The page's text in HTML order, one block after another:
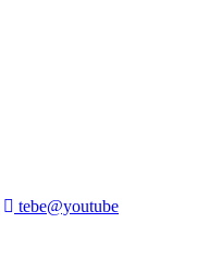
tebe@youtube